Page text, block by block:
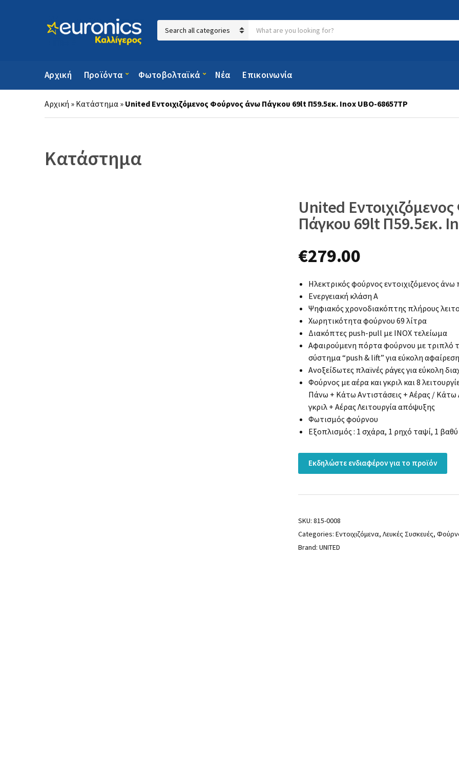
Category name
Αρχική Προϊόντα Φωτοβολταϊκά Νέα Επικοινωνία
Αρχική » Κατάστημα » United Eντοιχιζόμενος Φούρνος άνω Πάγκου 69lt Π59.5εκ. Inox UBO-68657TP
Κατάστημα
United
Πάγκου 69lt Π59.5εκ.
€279.00
Ηλεκτρικός φούρνος εντοιχιζόμενος άνω
Ενεργειακή κλάση Α
Ψηφιακός χρονοδιακόπτης πλήρους
Χωρητικότητα φούρνου 69 λίτρα
Διακόπτες push-pull με ΙΝΟΧ τελείωμα
Αφαιρούμενη πόρτα φούρνου με τριπλό
σύστημα “push & lift” για εύκολη
Ανοξείδωτες πλαϊνές ράγες για εύκολη
Φούρνος με αέρα και γκριλ και 8
Πάνω + Κάτω Αντιστάσεις + Αέρας / Κάτω
γκριλ + Αέρας Λειτουργία απόψυξης
Φωτισμός φούρνου
Εξοπλισμός : 1 σχάρα, 1 ρηχό ταψί, 1
Εκδηλώστε ενδιαφέρον για το προϊόν
SKU: 815-0008
Categories: Εντοιχιζόμενα, Λευκές Συσκευές,
Brand: UNITED